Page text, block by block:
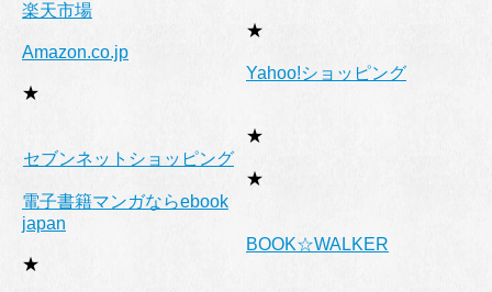
楽天市場
★
Amazon.co.jp
★
Yahoo!ショッピング
★
セブンネットショッピング
★
電子書籍マンガならebook
japan
★
BOOK☆WALKER